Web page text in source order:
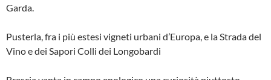
Garda.
Pusterla, fra i più estesi vigneti urbani d’Europa, e la Strada del
Vino e dei Sapori Colli dei Longobardi